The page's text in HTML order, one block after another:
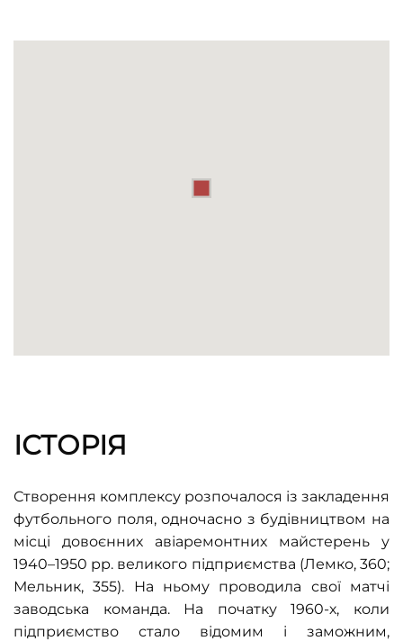
ІСТОРІЯ
Створення комплексу розпочалося із закладення
футбольного поля, одночасно з будівництвом на
місці довоєнних авіаремонтних майстерень у
1940–1950 рр. великого підприємства (Лемко, 360;
Мельник, 355). На ньому проводила свої матчі
заводська команда. На початку 1960-х, коли
підприємство стало відомим і заможним,